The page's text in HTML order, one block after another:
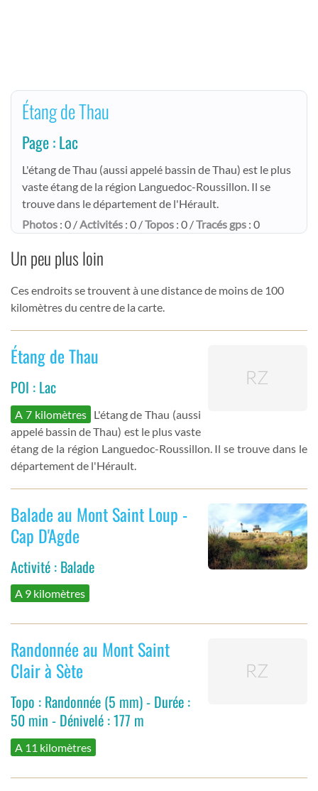
Étang de Thau
Page : Lac
L'étang de Thau (aussi appelé bassin de Thau) est le plus
vaste étang de la région Languedoc-Roussillon. Il se
trouve dans le département de l'Hérault.
Photos : 0 /Activités : 0 /Topos : 0 /Tracés gps : 0
Un peu plus loin
Ces endroits se trouvent à une distance de moins de 100
kilomètres du centre de la carte.
Étang de Thau
POI : Lac
A 7 kilomètres L'étang de Thau (aussi
appelé bassin de Thau) est le plus vaste
étang de la région Languedoc-Roussillon. Il se trouve dans le
département de l'Hérault.
Balade au Mont Saint Loup -
Cap D'Agde
Activité : Balade
A 9 kilomètres
Randonnée au Mont Saint
Clair à Sète
Topo : Randonnée (5 mm) - Durée :
50 min - Dénivelé : 177 m
A 11 kilomètres